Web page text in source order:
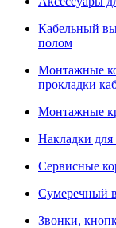
Кабельный
полом
Монтажные
прокладки
Монтажные
Накладки
Сервисные
Сумеречный
Звонки,